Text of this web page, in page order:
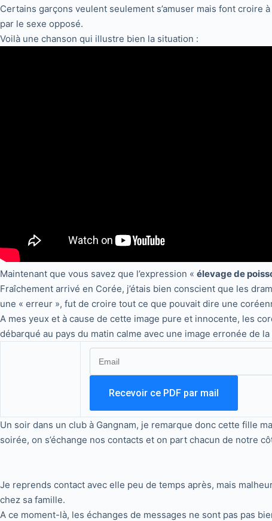
Certains garçons veulent seulement s’amuser mais font croire
par le sexe opposé.
Voilà une chanson qui illustre bien la situation :
Maintenant que vous savez que l’expression « élevage de
Fraîchement arrivé en Corée, j’étais bien conscient que les
une « erreur », fut de croire tout ce que pouvait dire une
A mes yeux et à cause de cette image pure et innocente, les
débarqué au pays du matin calme avec une image erronée de
Un soir dans un club à Gangnam, je remarque donc cette fille
soirée, on s’échange nos contacts et on part chacun de notre
Je reprends contact avec elle peu de temps après, mais
chez sa famille.
A ce moment-là, les échanges de messages ne sont pas pas